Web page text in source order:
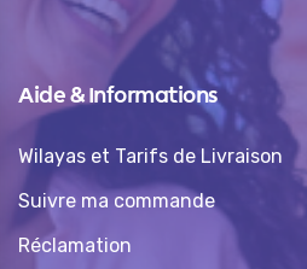
Aide & Informations
Wilayas et Tarifs de Livraison
Suivre ma commande
Réclamation